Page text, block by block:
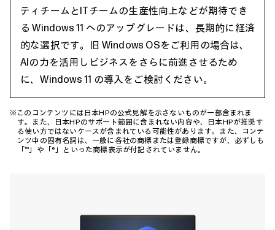
ティチームとITチームの生産性向上などが期待でき
る Windows 11 へのアップグレードは、長期的に経済
的な選択です。旧 Windows OSをご利用の場合は、
AIの力を活用しビジネスをさらに前進させるため
に、Windows 11 の導入をご検討ください。
※このコンテンツには日本HPの公式見解を示さないものが一部含まれま
す。また、日本HPのサポート範囲に含まれない内容や、日本HPが推奨す
る使い方ではないケースが含まれている可能性があります。また、コンテ
ンツ中の固有名詞は、一般に各社の商標または登録商標ですが、必ずしも
「™」や「®」といった商標表示が付記されていません。